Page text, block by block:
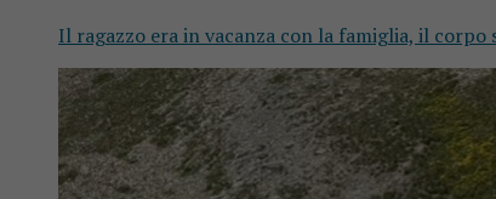
Il ragazzo era in vacanza con la famiglia, il